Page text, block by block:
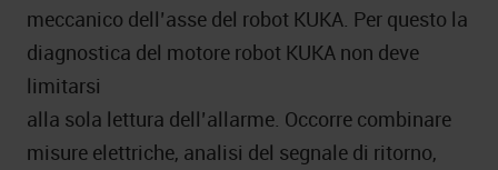
meccanico dell’asse del robot KUKA. Per questo la
diagnostica del motore robot KUKA non deve
limitarsi
alla sola lettura dell’allarme. Occorre combinare
misure elettriche, analisi del segnale di ritorno,